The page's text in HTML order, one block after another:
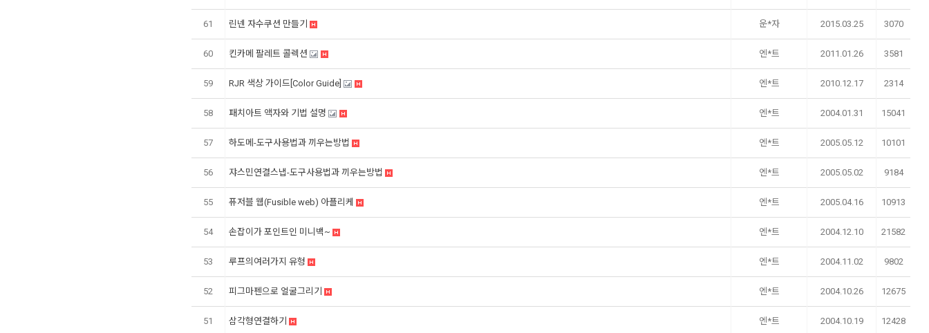
61 린넨 자수쿠션 만들기 운*자 2015.03.25 3070
60 킨카메 팔레트 콜렉션 엔*트 2011.01.26 3581
59 RJR 색상 가이드[Color Guide] 엔*트 2010.12.17 2314
58 패치아트 액자와 기법 설명 엔*트 2004.01.31 15041
57 하도메-도구사용법과 끼우는방법 엔*트 2005.05.12 10101
56 쟈스민연결스냅-도구사용법과 끼우는방법 엔*트 2005.05.02 9184
55 퓨저블 웹(Fusible web) 아플리케 엔*트 2005.04.16 10913
54 손잡이가 포인트인 미니백~ 엔*트 2004.12.10 21582
53 루프의여러가지 유형 엔*트 2004.11.02 9802
52 피그마펜으로 얼굴그리기 엔*트 2004.10.26 12675
51 삼각형연결하기 엔*트 2004.10.19 12428